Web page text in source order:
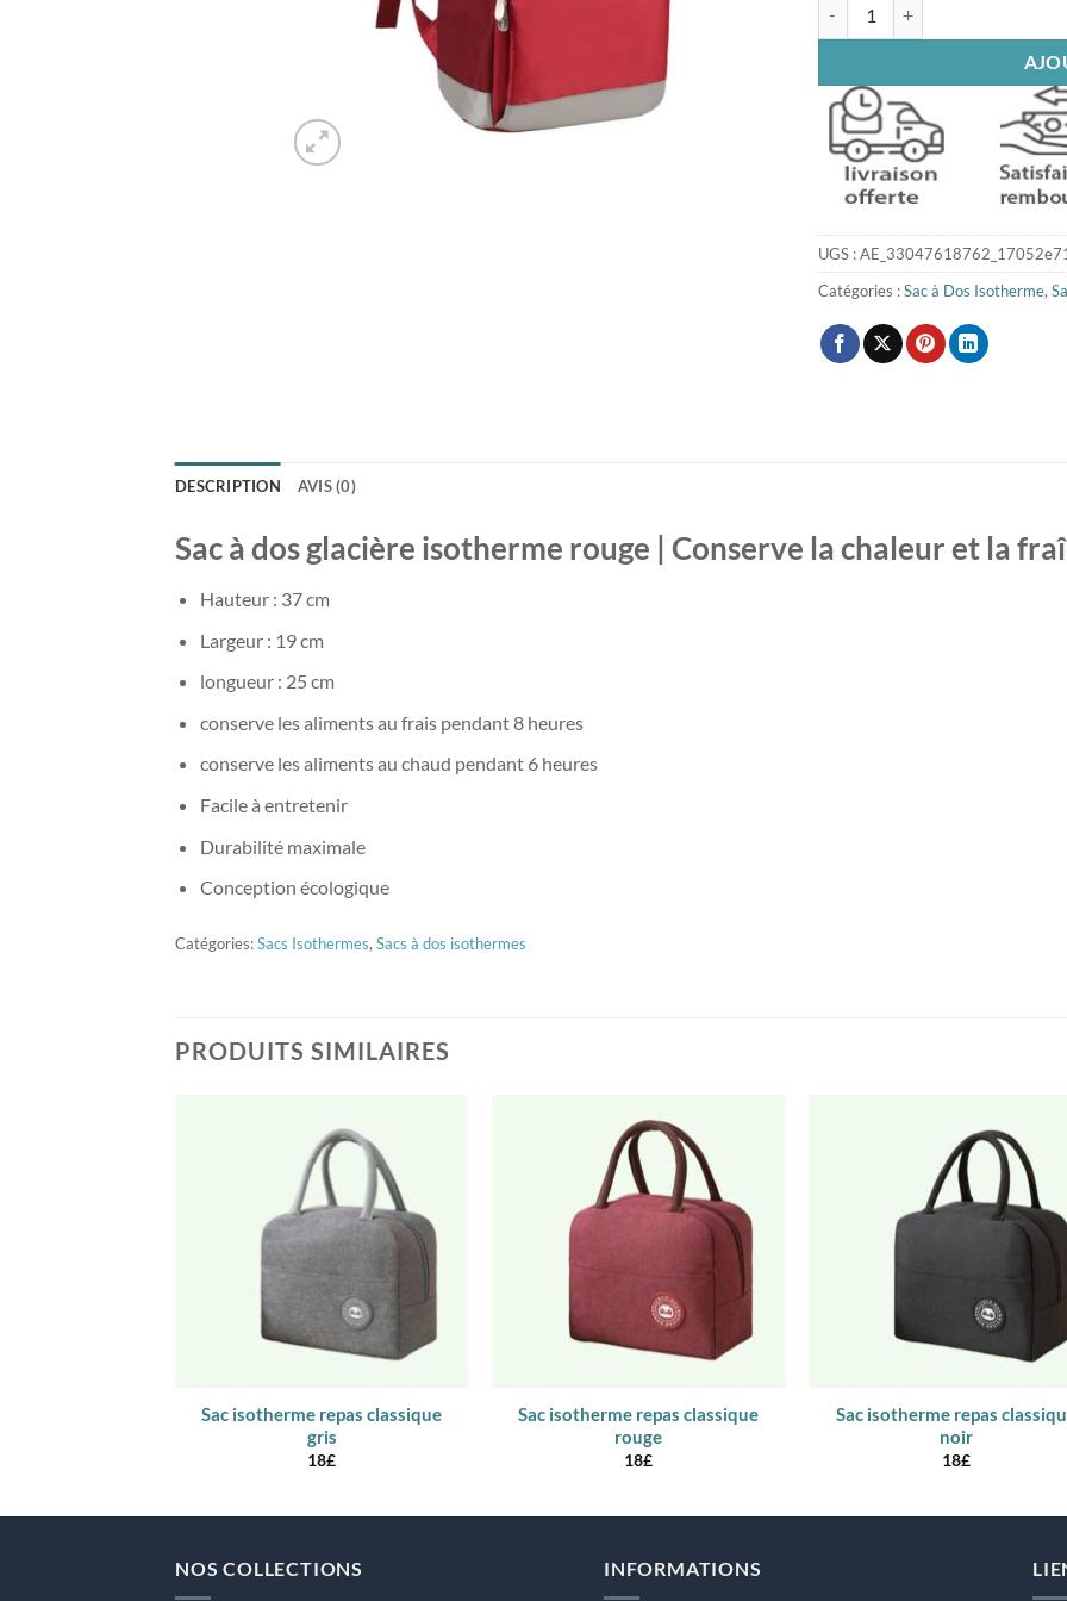
UGS :
Catégories :Sac à Dos Isotherme,
DESCRIPTION AVIS (0)
Sac à dos glacière isotherme rouge | Conserve la chaleur et la
Hauteur : 37 cm
Largeur : 19 cm
longueur : 25 cm
conserve les aliments au frais pendant 8 heures
conserve les aliments au chaud pendant 6 heures
Facile à entretenir
Durabilité maximale
Conception écologique
Catégories:Sacs Isothermes, Sacs à dos isothermes
PRODUITS SIMILAIRES
Sac isotherme repas classique
gris
18£
Sac isotherme repas classique
rouge
18£
Sac isotherme repas
noir
18£
NOS COLLECTIONS INFORMATIONS